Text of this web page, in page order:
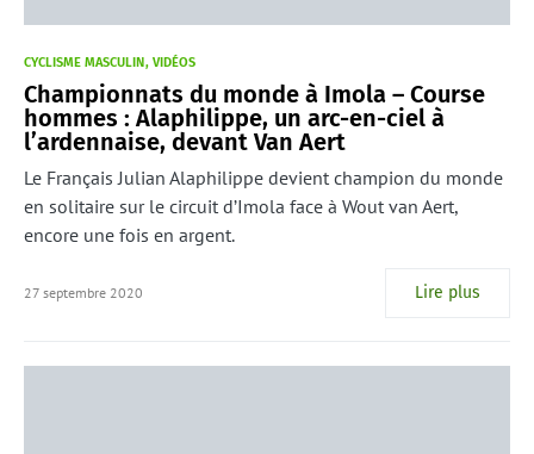
CYCLISME MASCULIN VIDÉOS
Championnats du monde à Imola – Course
hommes : Alaphilippe, un arc-en-ciel à
l’ardennaise, devant Van Aert
Le Français Julian Alaphilippe devient champion du monde
en solitaire sur le circuit d’Imola face à Wout van Aert,
encore une fois en argent.
27 septembre 2020 Lire plus